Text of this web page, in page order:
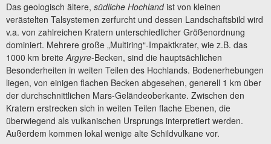
Das geologisch ältere, südliche Hochlandist von kleinen
verästelten Talsystemen zerfurcht und dessen Landschaftsbild wird
v.a. von zahlreichen Kratern unterschiedlicher Größenordnung
dominiert. Mehrere große „Multiring“-Impaktkrater, wie z.B. das
1000 km breiteArgyre-Becken, sind die hauptsächlichen
Besonderheiten in weiten Teilen des Hochlands. Bodenerhebungen
liegen, von einigen flachen Becken abgesehen, generell 1 km über
der durchschnittlichen Mars-Geländeoberkante. Zwischen den
Kratern erstrecken sich in weiten Teilen flache Ebenen, die
überwiegend als vulkanischen Ursprungs interpretiert werden.
Außerdem kommen lokal wenige alte Schildvulkane vor.